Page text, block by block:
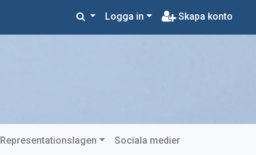
Logga in Skapa konto
Representationslagen Sociala medier